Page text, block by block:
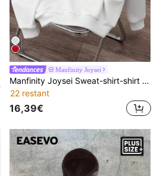
Manfinity Joysei
Manfinity Joysei Sweat-shirt-shirt ample pour hommes grande taille, blanc, avec slogan 3D gaufré, épaules tombantes, épais, convenant à l'automne/hiver, à l'école, aux sorties, aux cadeaux d'amis, Top à manches longues
22 restant
16,39€